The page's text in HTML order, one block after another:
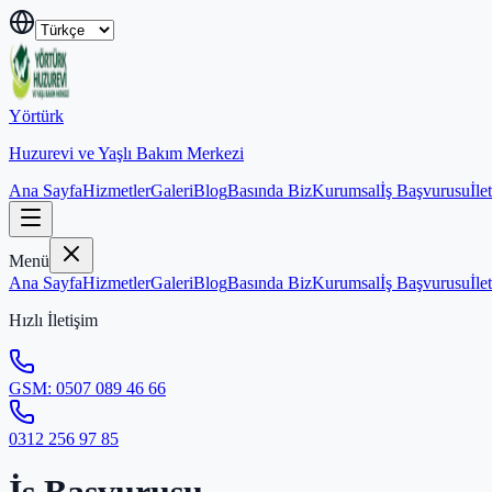
Yörtürk
Huzurevi ve Yaşlı Bakım Merkezi
Ana SayfaHizmetlerGaleriBlogBasında BizKurumsalİş Başvurusu
Menü
Ana SayfaHizmetlerGaleriBlogBasında BizKurumsalİş Başvurusu
Hızlı İletişim
GSM: 0507 089 46 66
0312 256 97 85